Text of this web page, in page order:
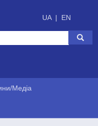
UA | EN
Медіа